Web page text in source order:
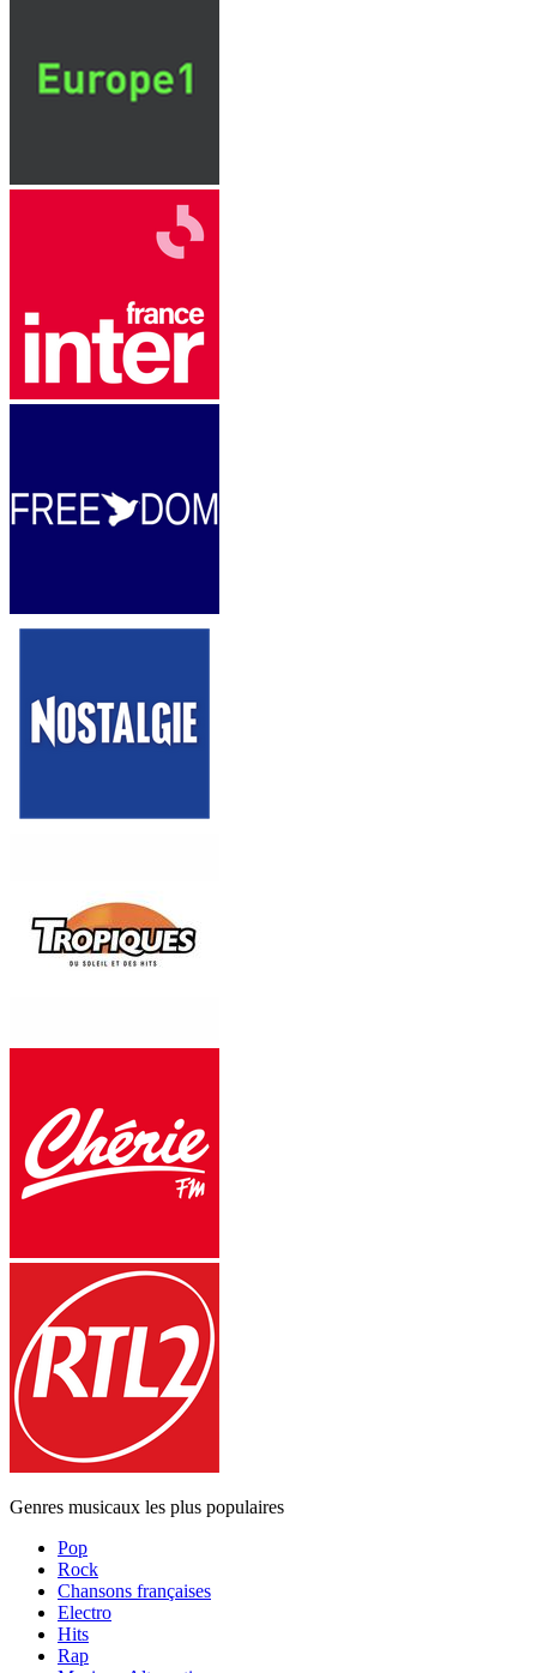
Genres musicaux les plus populaires
Pop
Rock
Chansons françaises
Electro
Hits
Rap